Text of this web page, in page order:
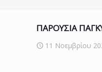
ΠΑΡΟΥΣΙΑ
11 Νοεμβρίου